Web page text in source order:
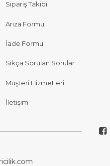
Sipariş Takibi
Arıza Formu
İade Formu
Sıkça Sorulan Sorular
Müşteri Hizmetleri
İletişim